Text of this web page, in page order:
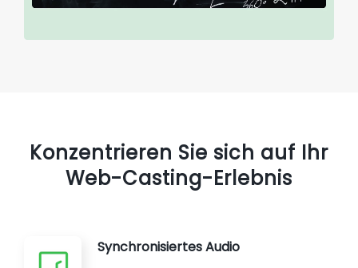
Konzentrieren Sie sich auf Ihr
Web-Casting-Erlebnis
Synchronisiertes Audio